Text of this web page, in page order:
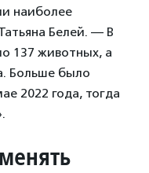
наиболее
Белей. — В
137 животных, а
Больше было
2022 года, тогда